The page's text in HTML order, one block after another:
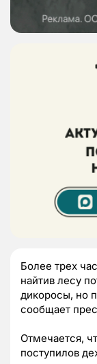
Более трех
найтив лесу
дикоросы, но
сообщает
Отмечается,
поступилов